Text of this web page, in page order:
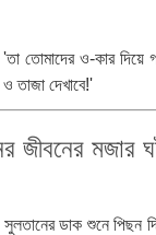
'তা তোমাদের ও-কার
তাজা দেখাবে!'
জীবনের মজার
ডাক শুনে পিছন